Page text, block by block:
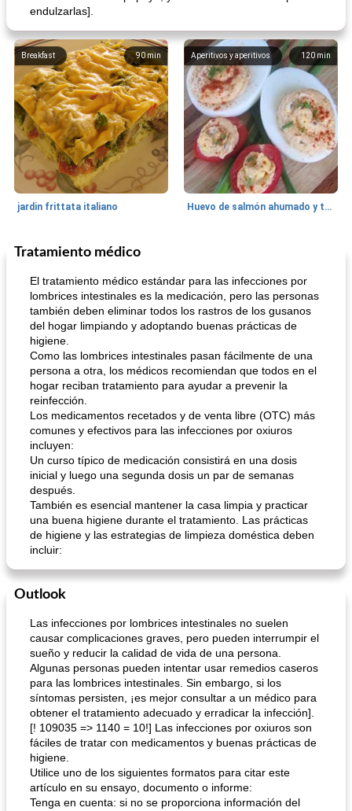
endulzarlas].
90 min
Breakfast
jardin frittata italiano
120 min
Aperitivos y aperitivos
Huevo de salmón ahumado y tomates rellenos.
Bebidas
Tratamiento médico
El tratamiento médico estándar para las infecciones por
lombrices intestinales es la medicación, pero las personas
también deben eliminar todos los rastros de los gusanos
del hogar limpiando y adoptando buenas prácticas de
higiene.
Como las lombrices intestinales pasan fácilmente de una
persona a otra, los médicos recomiendan que todos en el
hogar reciban tratamiento para ayudar a prevenir la
reinfección.
Los medicamentos recetados y de venta libre (OTC) más
comunes y efectivos para las infecciones por oxiuros
incluyen:
Un curso típico de medicación consistirá en una dosis
inicial y luego una segunda dosis un par de semanas
después.
También es esencial mantener la casa limpia y practicar
una buena higiene durante el tratamiento. Las prácticas
de higiene y las estrategias de limpieza doméstica deben
incluir:
Outlook
Las infecciones por lombrices intestinales no suelen
causar complicaciones graves, pero pueden interrumpir el
sueño y reducir la calidad de vida de una persona.
Algunas personas pueden intentar usar remedios caseros
para las lombrices intestinales. Sin embargo, si los
síntomas persisten, ¡es mejor consultar a un médico para
obtener el tratamiento adecuado y erradicar la infección].
[! 109035 => 1140 = 10!] Las infecciones por oxiuros son
fáciles de tratar con medicamentos y buenas prácticas de
higiene.
Utilice uno de los siguientes formatos para citar este
artículo en su ensayo, documento o informe:
Tenga en cuenta: si no se proporciona información del